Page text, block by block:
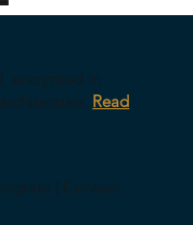
encrypted in
Read
Contact